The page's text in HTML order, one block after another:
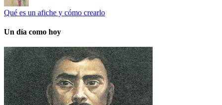
Qué es un afiche y cómo crearlo
Un día como hoy